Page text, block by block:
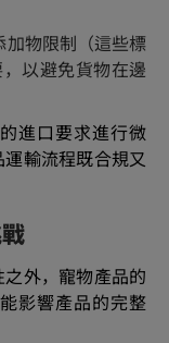
加物限制（這些標
以避免貨物在邊
進口要求進行微
輸流程既合規又
外，寵物產品的
影響產品的完整